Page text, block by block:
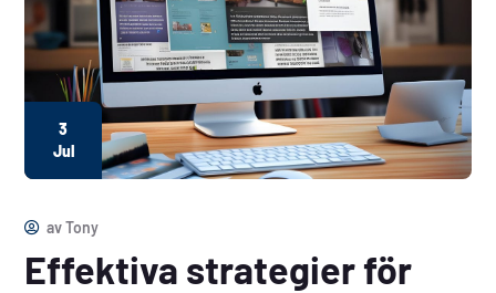
3
Jul
avTony
Effektiva strategier för